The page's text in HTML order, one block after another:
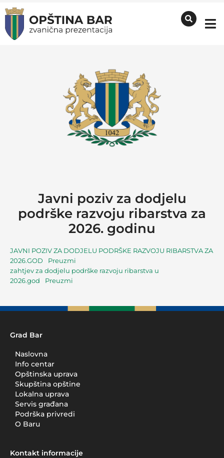
Javni poziv za dodjelu
podrške razvoju ribarstva za
2026. godinu
JAVNI POZIV ZA DODJELU PODRŠKE RAZVOJU RIBARSTVA ZA
2026.GOD
Preuzmi
zahtjev za dodjelu podrške razvoju ribarstva u
2026.god
Preuzmi
Grad Bar
Naslovna
Info centar
Opštinska uprava
Skupština opštine
Lokalna uprava
Servis građana
Podrška privredi
O Baru
Kontakt informacije